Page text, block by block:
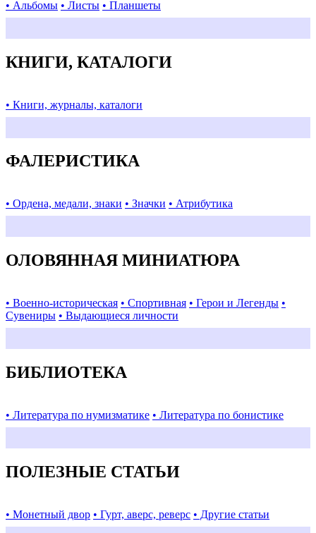
• Альбомы • Листы • Планшеты
КНИГИ, КАТАЛОГИ
• Книги, журналы, каталоги
ФАЛЕРИСТИКА
• Ордена, медали, знаки • Значки • Атрибутика
ОЛОВЯННАЯ МИНИАТЮРА
• Военно-историческая • Спортивная • Герои и Легенды •
Сувениры • Выдающиеся личности
БИБЛИОТЕКА
• Литература по нумизматике • Литература по бонистике
ПОЛЕЗНЫЕ СТАТЬИ
• Монетный двор • Гурт, аверс, реверс • Другие статьи